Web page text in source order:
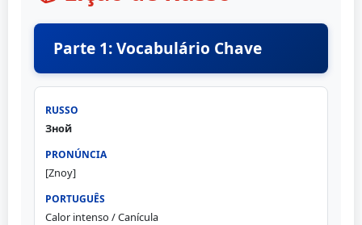
Parte 1: Vocabulário Chave
Зной
[Znoy]
Calor intenso / Canícula